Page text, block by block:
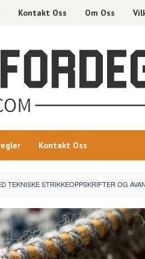
Kontakt Oss Om Oss
Kontakt Oss
TEKNISKE STRIKKEOPPSKRIFTER OG